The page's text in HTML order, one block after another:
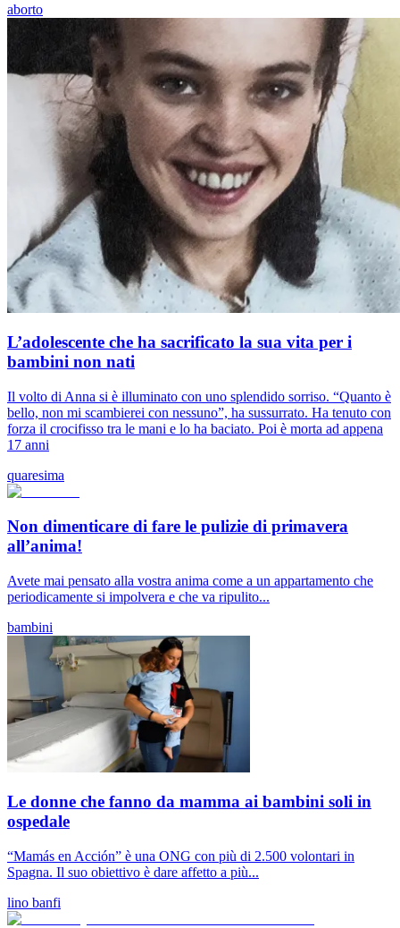
aborto
L’adolescente che ha sacrificato la sua vita per i
bambini non nati
Il volto di Anna si è illuminato con uno splendido sorriso. “Quanto è
bello, non mi scambierei con nessuno”, ha sussurrato. Ha tenuto con
forza il crocifisso tra le mani e lo ha baciato. Poi è morta ad appena
17 anni
quaresima
Non dimenticare di fare le pulizie di primavera
all’anima!
Avete mai pensato alla vostra anima come a un appartamento che
periodicamente si impolvera e che va ripulito...
bambini
Le donne che fanno da mamma ai bambini soli in
ospedale
“Mamás en Acción” è una ONG con più di 2.500 volontari in
Spagna. Il suo obiettivo è dare affetto a più...
lino banfi